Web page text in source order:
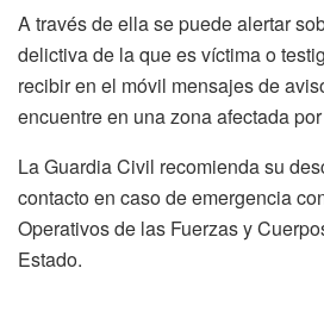
A través de ella se puede alertar
delictiva de la que es víctima o
recibir en el móvil mensajes de
encuentre en una zona afectada
La Guardia Civil recomienda su
contacto en caso de emergencia
Operativos de las Fuerzas y
Estado.